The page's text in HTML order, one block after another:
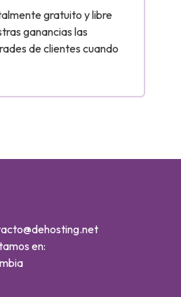
gratuito y libre
ganancias las
de clientes cuando
en: